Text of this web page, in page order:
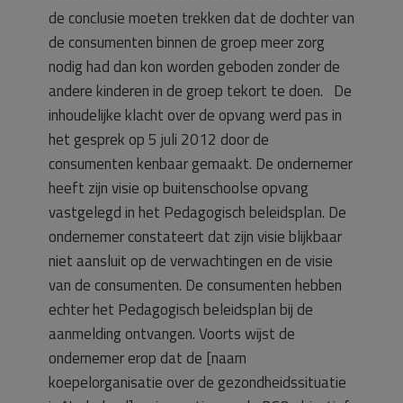
de conclusie moeten trekken dat de dochter van
de consumenten binnen de groep meer zorg
nodig had dan kon worden geboden zonder de
andere kinderen in de groep tekort te doen. De
inhoudelijke klacht over de opvang werd pas in
het gesprek op 5 juli 2012 door de
consumenten kenbaar gemaakt. De ondernemer
heeft zijn visie op buitenschoolse opvang
vastgelegd in het Pedagogisch beleidsplan. De
ondernemer constateert dat zijn visie blijkbaar
niet aansluit op de verwachtingen en de visie
van de consumenten. De consumenten hebben
echter het Pedagogisch beleidsplan bij de
aanmelding ontvangen. Voorts wijst de
ondernemer erop dat de [naam
koepelorganisatie over de gezondheidssituatie